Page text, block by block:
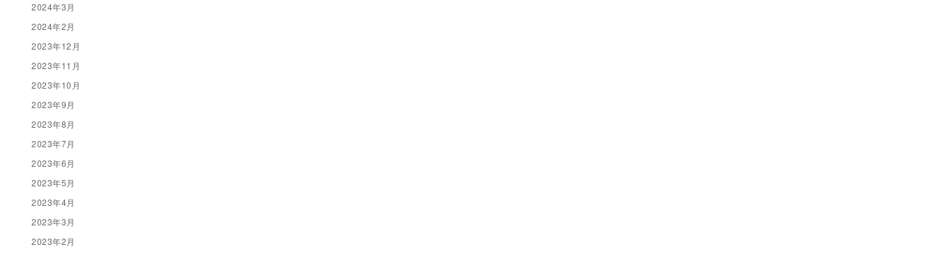
2024年3月
2024年2月
2023年12月
2023年11月
2023年10月
2023年9月
2023年8月
2023年7月
2023年6月
2023年5月
2023年4月
2023年3月
2023年2月